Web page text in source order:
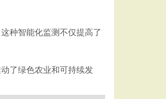
种智能化监测不仅提高了
了绿色农业和可持续发